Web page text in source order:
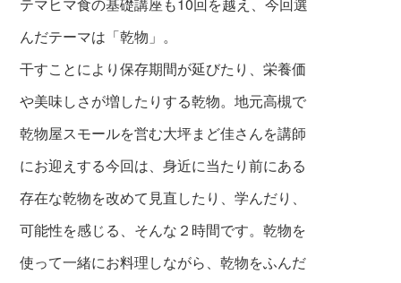
テマヒマ食の基礎講座も10回を越え、今回選
んだテーマは「乾物」。
干すことにより保存期間が延びたり、栄養価
や美味しさが増したりする乾物。地元高槻で
乾物屋スモールを営む大坪まど佳さんを講師
にお迎えする今回は、身近に当たり前にある
存在な乾物を改めて見直したり、学んだり、
可能性を感じる、そんな２時間です。乾物を
使って一緒にお料理しながら、乾物をふんだ